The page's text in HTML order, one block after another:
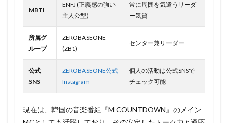
MBTI
ENFJ (正義感の強い
主人公型)
常に周囲を気遣うリーダ
ー気質
所属グ
ループ
ZEROBASEONE
(ZB1)
センター兼リーダー
公式
SNS
ZEROBASEONE公式
Instagram
個人の活動は公式SNSで
チェック可能
現在は、韓国の音楽番組『M COUNTDOWN』のメイン